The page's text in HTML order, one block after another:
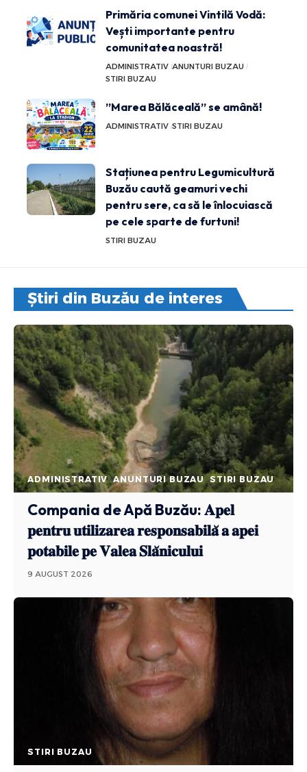
Primăria comunei Vintilă Vodă:
Vești importante pentru
comunitatea noastră!
ADMINISTRATIV ANUNTURI BUZAU
STIRI BUZAU
”Marea Bălăceală” se amână!
ADMINISTRATIV STIRI BUZAU
Stațiunea pentru Legumicultură
Buzău caută geamuri vechi
pentru sere, ca să le înlocuiască
pe cele sparte de furtuni!
STIRI BUZAU
Știri din Buzău de interes
ADMINISTRATIV ANUNTURI BUZAU STIRI BUZAU
Compania de Apă Buzău: 𝐀𝐩𝐞𝐥
𝐩𝐞𝐧𝐭𝐫𝐮 𝐮𝐭𝐢𝐥𝐢𝐳𝐚𝐫𝐞𝐚 𝐫𝐞𝐬𝐩𝐨𝐧𝐬𝐚𝐛𝐢𝐥𝐚̆ 𝐚 𝐚𝐩𝐞𝐢
𝐩𝐨𝐭𝐚𝐛𝐢𝐥𝐞 𝐩𝐞 𝐕𝐚𝐥𝐞𝐚 𝐒𝐥𝐚̆𝐧𝐢𝐜𝐮𝐥𝐮𝐢
9 AUGUST 2026
STIRI BUZAU